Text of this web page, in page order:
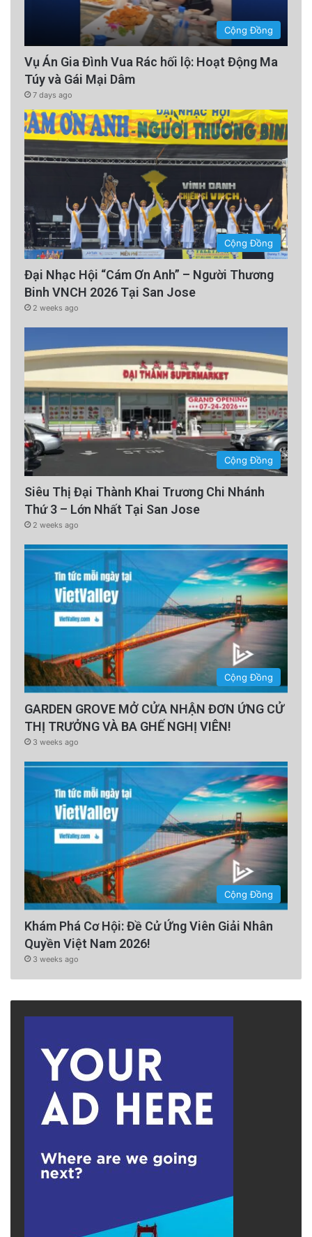
Cộng Đồng
Vụ Án Gia Đình Vua Rác hối lộ: Hoạt Động Ma
Túy và Gái Mại Dâm
7 days ago
Cộng Đồng
Đại Nhạc Hội “Cám Ơn Anh” – Người Thương
Binh VNCH 2026 Tại San Jose
2 weeks ago
Cộng Đồng
Siêu Thị Đại Thành Khai Trương Chi Nhánh
Thứ 3 – Lớn Nhất Tại San Jose
2 weeks ago
Cộng Đồng
GARDEN GROVE MỞ CỬA NHẬN ĐƠN ỨNG CỬ
THỊ TRƯỞNG VÀ BA GHẾ NGHỊ VIÊN!
3 weeks ago
Cộng Đồng
Khám Phá Cơ Hội: Đề Cử Ứng Viên Giải Nhân
Quyền Việt Nam 2026!
3 weeks ago